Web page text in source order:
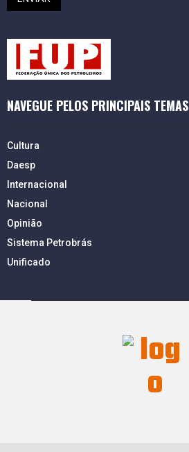
NAVEGUE PELOS PRINCIPAIS TEMAS
Cultura
Daesp
Internacional
Nacional
Opinião
Sistema Petrobrás
Unificado